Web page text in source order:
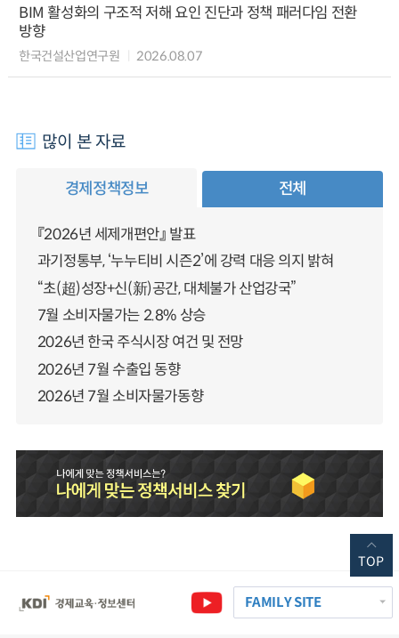
BIM 활성화의 구조적 저해 요인 진단과 정책 패러다임 전환
방향
한국건설산업연구원 2026.08.07
많이 본 자료
경제정책정보 전체
『2026년 세제개편안』 발표
과기정통부, ‘누누티비 시즌2’에 강력 대응 의지 밝혀
“초(超)성장+신(新)공간, 대체불가 산업강국”
7월 소비자물가는 2.8% 상승
2026년 한국 주식시장 여건 및 전망
2026년 7월 수출입 동향
2026년 7월 소비자물가동향
FAMILY SITE
TOP